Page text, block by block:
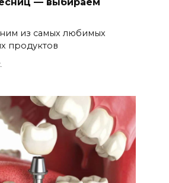
из самых любимых
продуктов